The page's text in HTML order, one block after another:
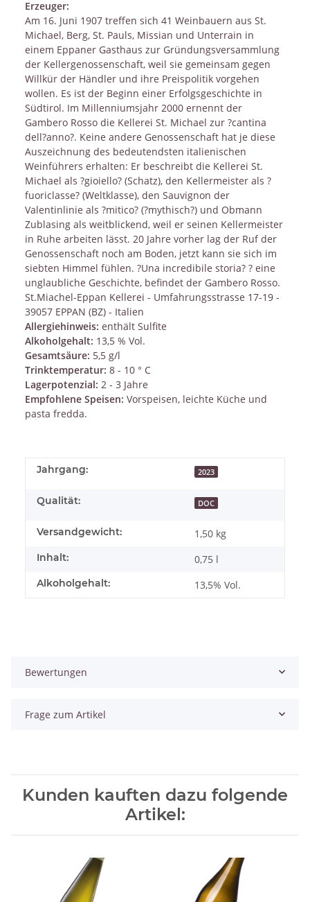
Erzeuger:
Am 16. Juni 1907 treffen sich 41 Weinbauern aus St.
Michael, Berg, St. Pauls, Missian und Unterrain in
einem Eppaner Gasthaus zur Gründungsversammlung
der Kellergenossenschaft, weil sie gemeinsam gegen
Willkür der Händler und ihre Preispolitik vorgehen
wollen. Es ist der Beginn einer Erfolgsgeschichte in
Südtirol. Im Millenniumsjahr 2000 ernennt der
Gambero Rosso die Kellerei St. Michael zur ?cantina
dell?anno?. Keine andere Genossenschaft hat je diese
Auszeichnung des bedeutendsten italienischen
Weinführers erhalten: Er beschreibt die Kellerei St.
Michael als ?gioiello? (Schatz), den Kellermeister als ?
fuoriclasse? (Weltklasse), den Sauvignon der
Valentinlinie als ?mitico? (?mythisch?) und Obmann
Zublasing als weitblickend, weil er seinen Kellermeister
in Ruhe arbeiten lässt. 20 Jahre vorher lag der Ruf der
Genossenschaft noch am Boden, jetzt kann sie sich im
siebten Himmel fühlen. ?Una incredibile storia? ? eine
unglaubliche Geschichte, befindet der Gambero Rosso.
St.Miachel-Eppan Kellerei - Umfahrungsstrasse 17-19 -
39057 EPPAN (BZ) - Italien
Allergiehinweis: enthält Sulfite
Alkoholgehalt: 13,5 % Vol.
Gesamtsäure: 5,5 g/l
Trinktemperatur: 8 - 10 ° C
Lagerpotenzial: 2 - 3 Jahre
Empfohlene Speisen: Vorspeisen, leichte Küche und
pasta fredda.
Jahrgang: 2023
Qualität: DOC
Versandgewicht: 1,50 kg
Inhalt: 0,75 l
Alkoholgehalt: 13,5% Vol.
Bewertungen
Frage zum Artikel
Kunden kauften dazu folgende
Artikel: